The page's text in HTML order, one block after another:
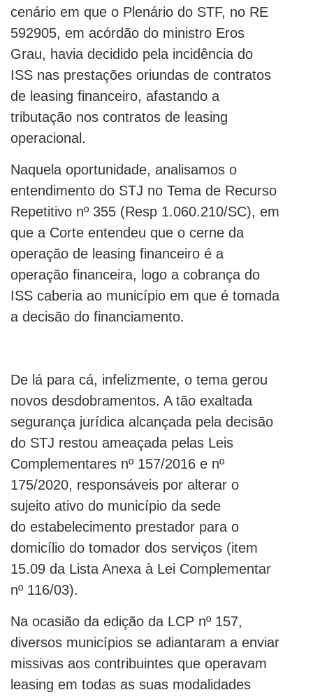
cenário em que o Plenário do STF, no RE
592905, em acórdão do ministro Eros
Grau, havia decidido pela incidência do
ISS nas prestações oriundas de contratos
de leasing financeiro, afastando a
tributação nos contratos de leasing
operacional.
Naquela oportunidade, analisamos o
entendimento do STJ no Tema de Recurso
Repetitivo nº 355 (Resp 1.060.210/SC), em
que a Corte entendeu que o cerne da
operação de leasing financeiro é a
operação financeira, logo a cobrança do
ISS caberia ao município em que é tomada
a decisão do financiamento.
De lá para cá, infelizmente, o tema gerou
novos desdobramentos. A tão exaltada
segurança jurídica alcançada pela decisão
do STJ restou ameaçada pelas Leis
Complementares nº 157/2016 e nº
175/2020, responsáveis por alterar o
sujeito ativo do município da sede
do estabelecimento prestador para o
domicílio do tomador dos serviços (item
15.09 da Lista Anexa à Lei Complementar
nº 116/03).
Na ocasião da edição da LCP nº 157,
diversos municípios se adiantaram a enviar
missivas aos contribuintes que operavam
leasing em todas as suas modalidades